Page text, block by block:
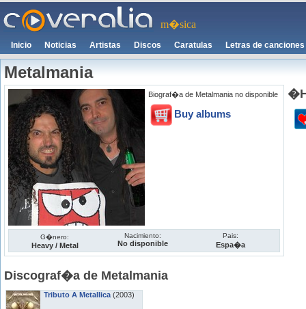
m�sica
Inicio Noticias Artistas Discos Caratulas Letras de canciones
Metalmania
Biograf�a de Metalmania no disponible
Buy albums
G�nero:
Heavy / Metal
Nacimiento:
No disponible
Pais:
Espa�a
Discograf�a de Metalmania
Tributo A Metallica (2003)